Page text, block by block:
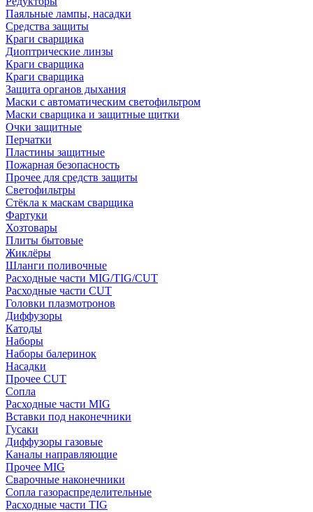
Паяльные лампы, насадки
Средства защиты
Краги сварщика
Диоптрические линзы
Краги сварщика
Краги сварщика
Защита органов дыхания
Маски с автоматическим светофильтром
Маски сварщика и защитные щитки
Очки защитные
Перчатки
Пластины защитные
Пожарная безопасность
Прочее для средств защиты
Светофильтры
Стёкла к маскам сварщика
Фартуки
Хозтовары
Плиты бытовые
Жиклёры
Шланги поливочные
Расходные части MIG/TIG/CUT
Расходные части CUT
Головки плазмотронов
Диффузоры
Катоды
Наборы
Наборы балеринок
Насадки
Прочее CUT
Сопла
Расходные части MIG
Вставки под наконечники
Гусаки
Диффузоры газовые
Каналы направляющие
Прочее MIG
Сварочные наконечники
Сопла газораспределительные
Расходные части TIG